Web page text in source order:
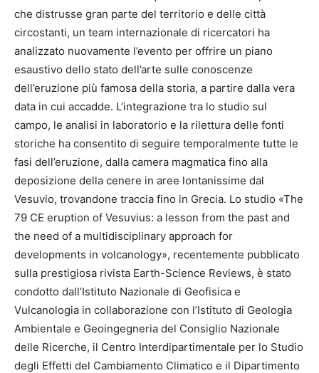
che distrusse gran parte del territorio e delle città
circostanti, un team internazionale di ricercatori ha
analizzato nuovamente l’evento per offrire un piano
esaustivo dello stato dell’arte sulle conoscenze
dell’eruzione più famosa della storia, a partire dalla vera
data in cui accadde. L’integrazione tra lo studio sul
campo, le analisi in laboratorio e la rilettura delle fonti
storiche ha consentito di seguire temporalmente tutte le
fasi dell’eruzione, dalla camera magmatica fino alla
deposizione della cenere in aree lontanissime dal
Vesuvio, trovandone traccia fino in Grecia. Lo studio «The
79 CE eruption of Vesuvius: a lesson from the past and
the need of a multidisciplinary approach for
developments in volcanology», recentemente pubblicato
sulla prestigiosa rivista Earth-Science Reviews, è stato
condotto dall’Istituto Nazionale di Geofisica e
Vulcanologia in collaborazione con l’Istituto di Geologia
Ambientale e Geoingegneria del Consiglio Nazionale
delle Ricerche, il Centro Interdipartimentale per lo Studio
degli Effetti del Cambiamento Climatico e il Dipartimento